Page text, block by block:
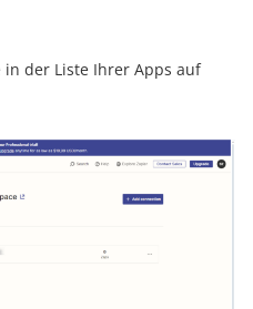
in der Liste Ihrer Apps auf